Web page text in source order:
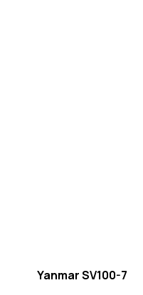
Yanmar SV100-7